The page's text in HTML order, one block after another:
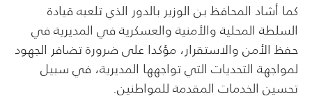
كما أشاد المحافظ بن الوزير بالدور الذي تلعبه قيادة
السلطة المحلية والأمنية والعسكرية في المديرية في
حفظ الأمن والاستقرار، مؤكدا على ضرورة تضافر الجهود
لمواجهة التحديات التي تواجهها المديرية، في سبيل
تحسين الخدمات المقدمة للمواطنين.